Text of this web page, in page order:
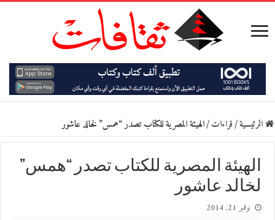
الرئيسية/قراءات/الهيئة المصرية للكتاب تصدر “همس” لخالد عاشور
الهيئة المصرية للكتاب تصدر “همس”
لخالد عاشور
نوفمبر 21, 2014